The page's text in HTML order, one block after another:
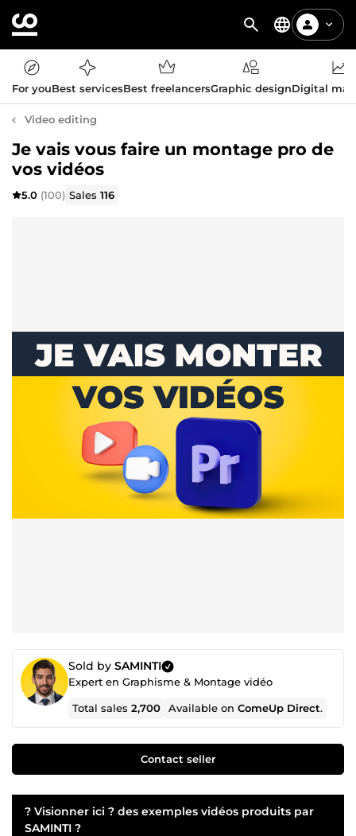
For youBest servicesBest freelancersGraphic designDigital
Video editing
Je vais vous faire un montage pro de
vos vidéos
5.0 (100) Sales116
Sold by SAMINTI
Expert en Graphisme & Montage vidéo
Total sales2,700 Available onComeUp Direct.
Contact seller
? Visionner ici ? des exemples vidéos produits par
SAMINTI ?